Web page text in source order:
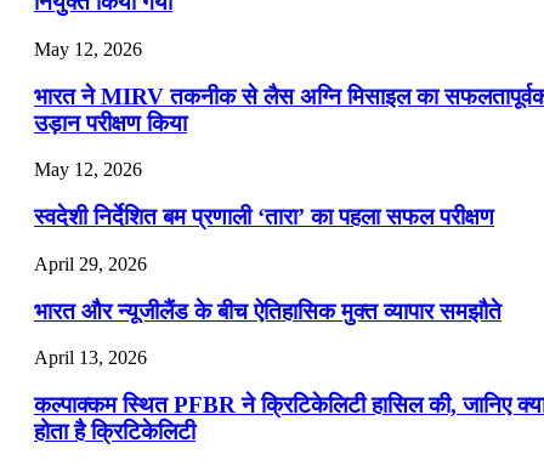
May 12, 2026
भारत ने MIRV तकनीक से लैस अग्नि मिसाइल का
उड़ान परीक्षण किया
May 12, 2026
स्वदेशी निर्देशित बम प्रणाली ‘तारा’ का पहला सफल परीक्षण
April 29, 2026
भारत और न्यूजीलैंड के बीच ऐतिहासिक मुक्त व्यापार समझौते
April 13, 2026
कल्पाक्कम स्थित PFBR ने क्रिटिकेलिटी हासिल की, जानिए
होता है क्रिटिकेलिटी